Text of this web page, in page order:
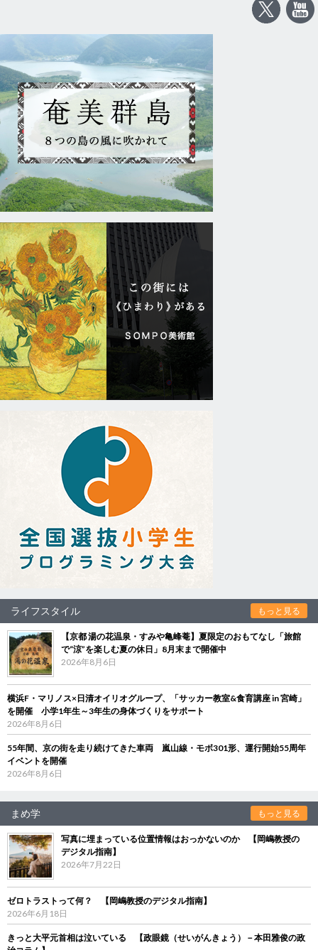
ライフスタイル もっと見る
【京都 湯の花温泉・すみや亀峰菴】夏限定のおもてなし「旅館
で“涼”を楽しむ夏の休日」8月末まで開催中
2026年8月6日
横浜F・マリノス×日清オイリオグループ、「サッカー教室&食育講座 in 宮崎」
を開催 小学1年生～3年生の身体づくりをサポート
2026年8月6日
55年間、京の街を走り続けてきた車両 嵐山線・モボ301形、運行開始55周年
イベントを開催
2026年8月6日
まめ学 もっと見る
写真に埋まっている位置情報はおっかないのか 【岡嶋教授の
デジタル指南】
2026年7月22日
ゼロトラストって何？ 【岡嶋教授のデジタル指南】
2026年6月18日
きっと大平元首相は泣いている 【政眼鏡（せいがんきょう）－本田雅俊の政